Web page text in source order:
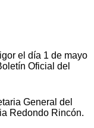
el día 1 de mayo
Oficial del
General del
Redondo Rincón.